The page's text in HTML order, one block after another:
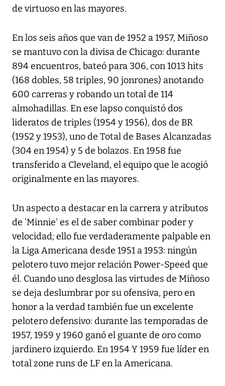
de virtuoso en las mayores.
En los seis años que van de 1952 a 1957, Miñoso
se mantuvo con la divisa de Chicago: durante
894 encuentros, bateó para 306, con 1013 hits
(168 dobles, 58 triples, 90 jonrones) anotando
600 carreras y robando un total de 114
almohadillas. En ese lapso conquistó dos
lideratos de triples (1954 y 1956), dos de BR
(1952 y 1953), uno de Total de Bases Alcanzadas
(304 en 1954) y 5 de bolazos. En 1958 fue
transferido a Cleveland, el equipo que le acogió
originalmente en las mayores.
Un aspecto a destacar en la carrera y atributos
de 'Minnie' es el de saber combinar poder y
velocidad; ello fue verdaderamente palpable en
la Liga Americana desde 1951 a 1953: ningún
pelotero tuvo mejor relación Power-Speed que
él. Cuando uno desglosa las virtudes de Miñoso
se deja deslumbrar por su ofensiva, pero en
honor a la verdad también fue un excelente
pelotero defensivo: durante las temporadas de
1957, 1959 y 1960 ganó el guante de oro como
jardinero izquierdo. En 1954 Y 1959 fue líder en
total zone runs de LF en la Americana.